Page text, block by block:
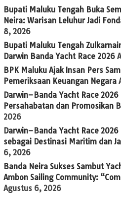
Bupati Maluku Tengah Buka
Neira: Warisan Leluhur Jadi
8, 2026
Bupati Maluku Tengah
Darwin Banda Yacht Race 2026
BPK Maluku Ajak Insan Pers
Pemeriksaan Keuangan Negara
Darwin–Banda Yacht Race
Persahabatan dan Promosikan
2026
Darwin–Banda Yacht Race
sebagai Destinasi Maritim dan
6, 2026
Banda Neira Sukses Sambut
Ambon Sailing Community:
Agustus 6, 2026